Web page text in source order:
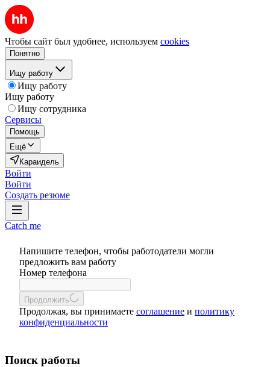
Чтобы сайт был удобнее, используем cookies
Понятно
Ищу работу
Ищу работу
Ищу работу
Ищу сотрудника
Сервисы
Помощь
Ещё
Караидель
Войти
Войти
Создать резюме
Catch me
Напишите телефон, чтобы работодатели могли
предложить вам работу
Номер телефона
Продолжить
Продолжая, вы принимаете соглашение и политику
конфиденциальности
Поиск работы